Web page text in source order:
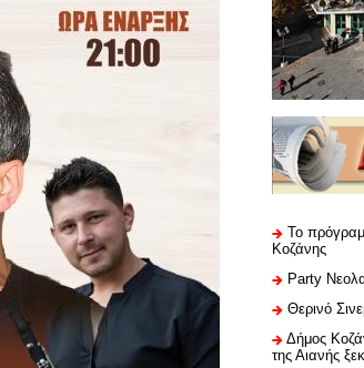
Το
Κοζάνης
Party
Θερινό
Δήμος
της Αιανής